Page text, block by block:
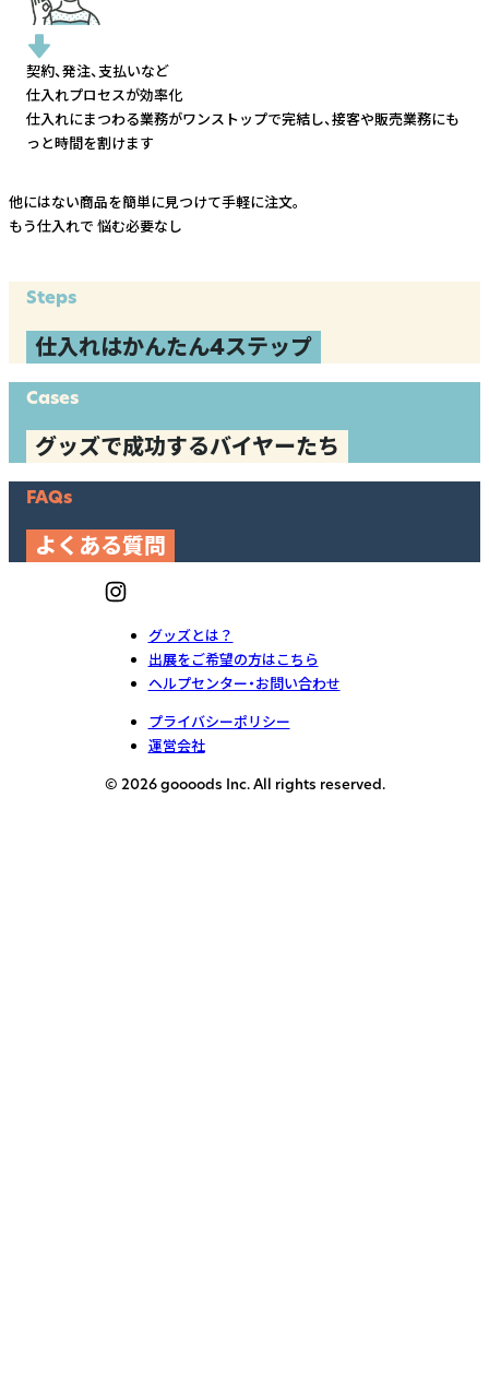
契約、発注、支払いなど
仕入れプロセスが効率化
仕入れにまつわる業務がワンストップで完結し、接客や販売業務にも
っと時間を割けます
他にはない商品を簡単に見つけて手軽に注文。
もう仕入れで 悩む必要なし
Steps
仕入れはかんたん4ステップ
Cases
グッズで成功するバイヤーたち
FAQs
よくある質問
グッズとは？
出展をご希望の方はこちら
ヘルプセンター・お問い合わせ
プライバシーポリシー
運営会社
© 2026 goooods Inc. All rights reserved.